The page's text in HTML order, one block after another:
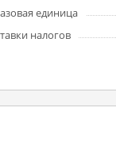
единица
налогов